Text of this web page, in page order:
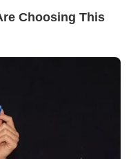
Василий.
ей на
то не бывает
Личной жизни